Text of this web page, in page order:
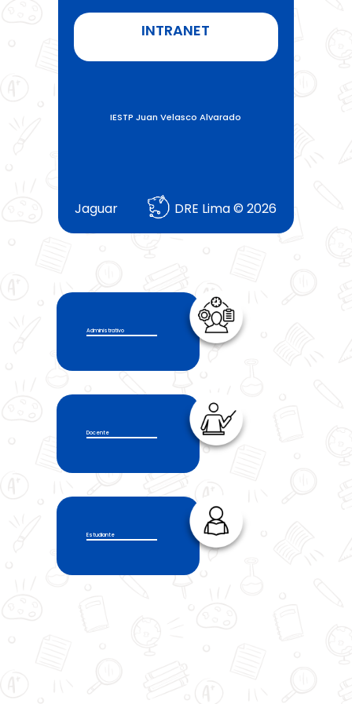
INTRANET
IESTP Juan Velasco Alvarado
Jaguar DRE Lima © 2026
Administrativo
Docente
Estudiante